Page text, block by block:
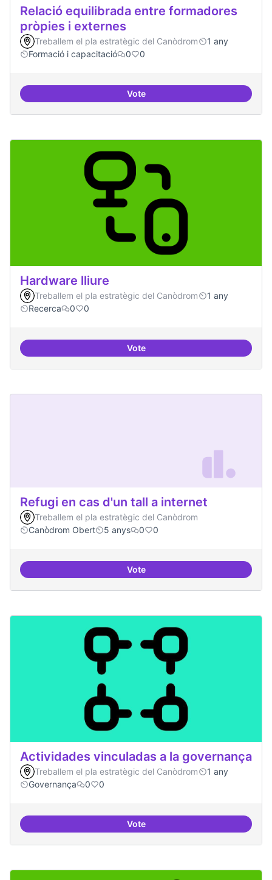
Relació equilibrada entre formadores
pròpies i externes
Treballem el pla estratègic del Canòdrom
1 any
Formació i capacitació
0 0
VoteRelació equilibrada entre
Hardware lliure
Treballem el pla estratègic del Canòdrom
1 any
Recerca
0 0
VoteHardware lliure
Refugi en cas d'un tall a internet
Treballem el pla estratègic del Canòdrom
Canòdrom Obert
5 anys 0 0
VoteRefugi en cas d'un tall a internet
Actividades vinculadas a la governança
Treballem el pla estratègic del Canòdrom
1 any
Governança
0 0
VoteActividades vinculadas a la